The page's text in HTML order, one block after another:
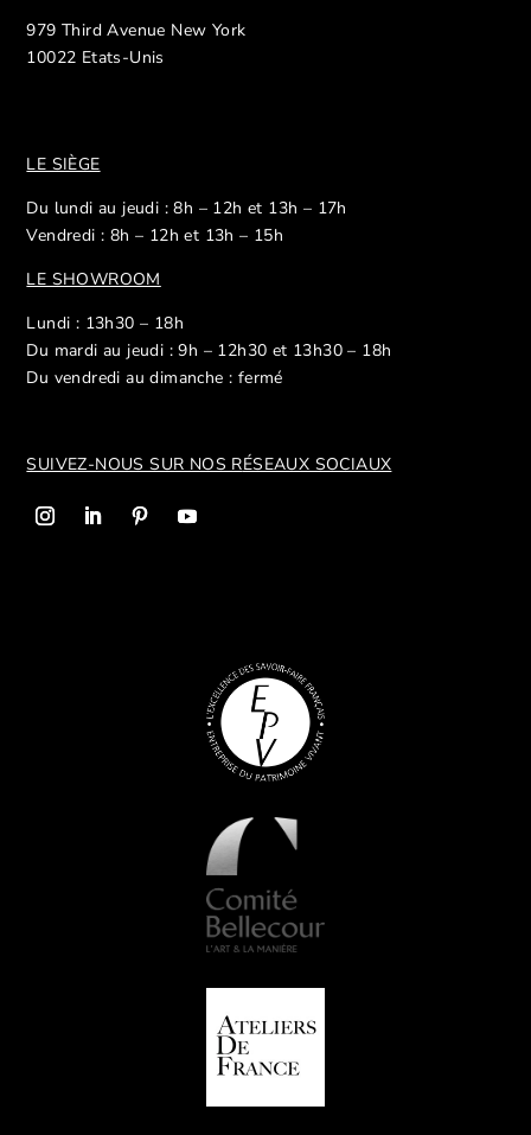
979 Third Avenue New York
10022 Etats-Unis
LE SIÈGE
Du lundi au jeudi : 8h – 12h et 13h – 17h
Vendredi : 8h – 12h et 13h – 15h
LE SHOWROOM
Lundi : 13h30 – 18h
Du mardi au jeudi : 9h – 12h30 et 13h30 – 18h
Du vendredi au dimanche : fermé
SUIVEZ-NOUS SUR NOS RÉSEAUX SOCIAUX